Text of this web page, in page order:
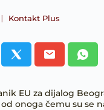
Kontakt Plus
EU za dijalog
onoga čemu su se